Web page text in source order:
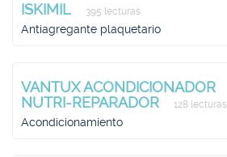
ISKIMIL 395 lecturas
Antiagregante plaquetario
VANTUX ACONDICIONADOR
NUTRI-REPARADOR
128 lecturas
Acondicionamiento